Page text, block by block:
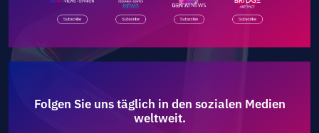
Folgen Sie uns täglich in den sozialen Medien
weltweit.